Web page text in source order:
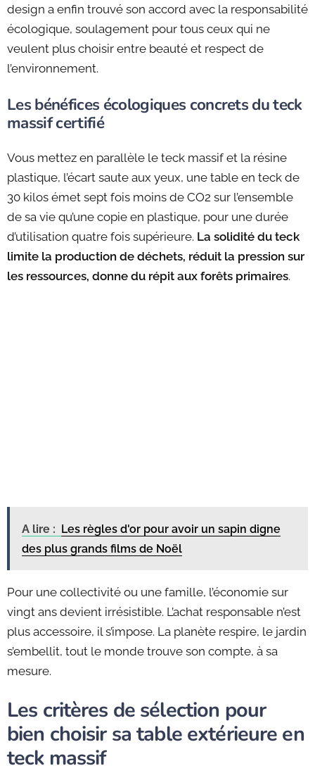
design a enfin trouvé son accord avec la responsabilité
écologique, soulagement pour tous ceux qui ne
veulent plus choisir entre beauté et respect de
l’environnement.
Les bénéfices écologiques concrets du teck
massif certifié
Vous mettez en parallèle le teck massif et la résine
plastique, l’écart saute aux yeux, une table en teck de
30 kilos émet sept fois moins de CO2 sur l’ensemble
de sa vie qu’une copie en plastique, pour une durée
d’utilisation quatre fois supérieure. La solidité du teck
limite la production de déchets, réduit la pression sur
les ressources, donne du répit aux forêts primaires.
A lire : Les règles d'or pour avoir un sapin digne
des plus grands films de Noël
Pour une collectivité ou une famille, l’économie sur
vingt ans devient irrésistible. L’achat responsable n’est
plus accessoire, il s’impose. La planète respire, le jardin
s’embellit, tout le monde trouve son compte, à sa
mesure.
Les critères de sélection pour
bien choisir sa table extérieure en
teck massif